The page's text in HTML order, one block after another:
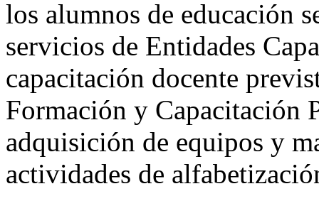
los alumnos de educación
servicios de Entidades
capacitación docente
Formación y Capacitación
adquisición de equipos y
actividades de